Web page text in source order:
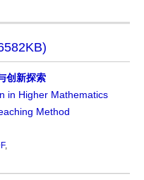
创新探索
in Higher Mathematics
Method
,